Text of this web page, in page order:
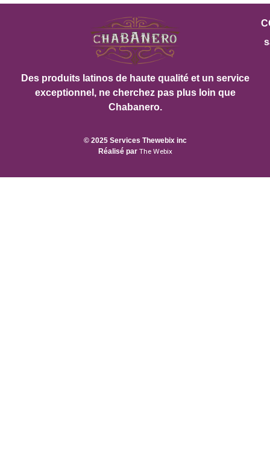
Des produits latinos de haute qualité et un service
exceptionnel, ne cherchez pas plus loin que
Chabanero.
© 2025 Services Thewebix inc
Réalisé par The Webix